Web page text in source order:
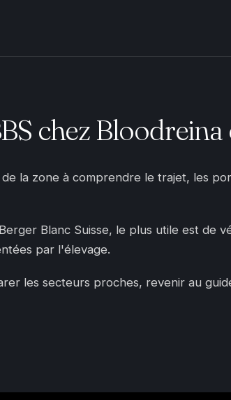
chez Bloodreina
la zone à comprendre le trajet, les
Blanc Suisse, le plus utile est de
par l'élevage.
les secteurs proches, revenir au